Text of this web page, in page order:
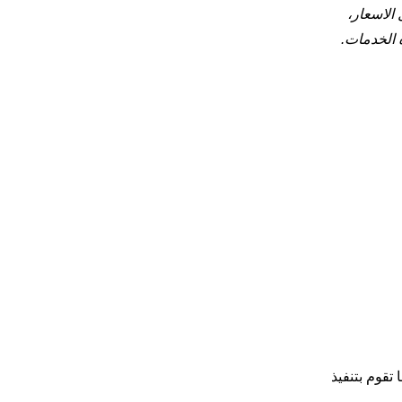
الخدمات.
بتنفيذ